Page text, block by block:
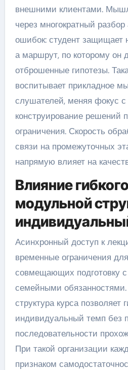
внешними клиентами.
через многократный
ошибок: студент защищает
а маршрут, по которому он
отброшенные гипотезы.
воспитывает прикладное
слушателей, меняя фокус
конструирование решений
ограничения. Скорость
связи на промежуточных
напрямую влияет на
Влияние
модульной
Асинхронный доступ к
временные ограничения
совмещающих подготовку
семейными
структура курса позволяет
индивидуальный темп без
последовательности
При такой организации
признаком